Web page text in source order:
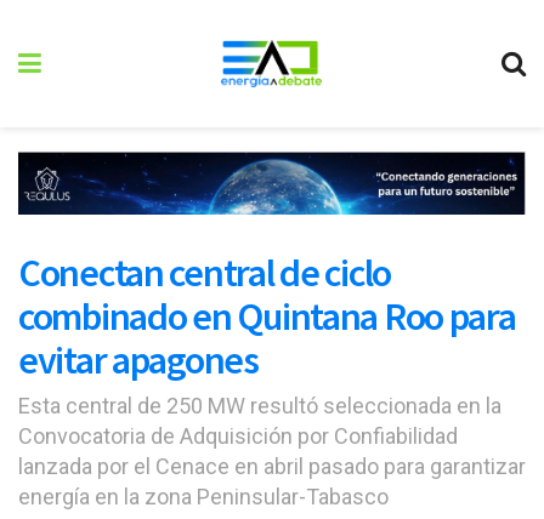
Conectan central de ciclo
combinado en Quintana Roo para
evitar apagones
Esta central de 250 MW resultó seleccionada en la
Convocatoria de Adquisición por Confiabilidad
lanzada por el Cenace en abril pasado para garantizar
energía en la zona Peninsular-Tabasco